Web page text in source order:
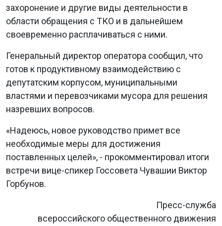
захоронение и другие виды деятельности в
области обращения с ТКО и в дальнейшем
своевременно расплачиваться с ними.
Генеральный директор оператора сообщил, что
готов к продуктивному взаимодействию с
депутатским корпусом, муниципальными
властями и перевозчиками мусора для решения
назревших вопросов.
«Надеюсь, новое руководство примет все
необходимые меры для достижения
поставленных целей», - прокомментировал итоги
встречи вице-спикер Госсовета Чувашии Виктор
Горбунов.
Пресс-служба
всероссийского общественного движения